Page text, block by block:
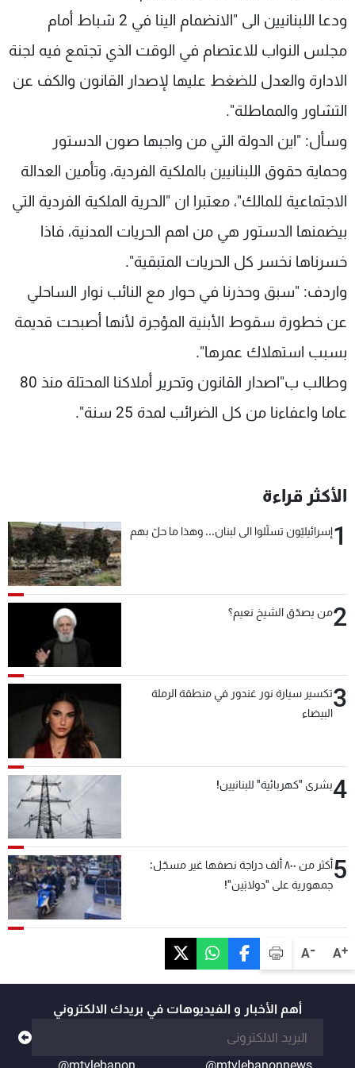
A+
A-
ودعا اللبنانيين الى "الانضمام الينا في 2 شباط أمام
مجلس النواب للاعتصام في الوقت الذي تجتمع فيه لجنة
الادارة والعدل للضغط عليها لإصدار القانون والكف عن
التشاور والمماطلة".
وسأل: "اين الدولة التي من واجبها صون الدستور
وحماية حقوق اللبنانيين بالملكية الفردية، وتأمين العدالة
الاجتماعية للمالك"، معتبرا ان "الحرية الملكية الفردية التي
بيضمنها الدستور هي من اهم الحريات المدنية، فاذا
خسرناها نخسر كل الحريات المتبقية".
واردف: "سبق وحذرنا في حوار مع النائب نوار الساحلي
عن خطورة سقوط الأبنية المؤجرة لأنها أصبحت قديمة
بسبب استهلاك عمرها".
وطالب ب"اصدار القانون وتحرير أملاكنا المحتلة منذ 80
عاما واعفاءنا من كل الضرائب لمدة 25 سنة".
الأكثر قراءة
1إسرائيليّون تسلّلوا الى لبنان... وهذا ما حلّ بهم
2من يصدّق الشيخ نعيم؟
3تكسير سيارة نور غندور في منطقة الرملة
البيضاء
4بشرى "كهربائية" للبنانيين!
5
أكثر من ٨٠٠ ألف دراجة نصفها غير مسجّل:
جمهورية على "دولابَين"!
أهم الأخبار و الفيديوهات في بريدك الالكتروني